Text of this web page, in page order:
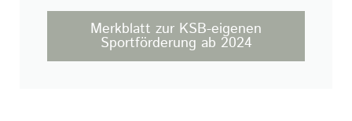
Merkblatt zur KSB-eigenen
Sportförderung ab 2024